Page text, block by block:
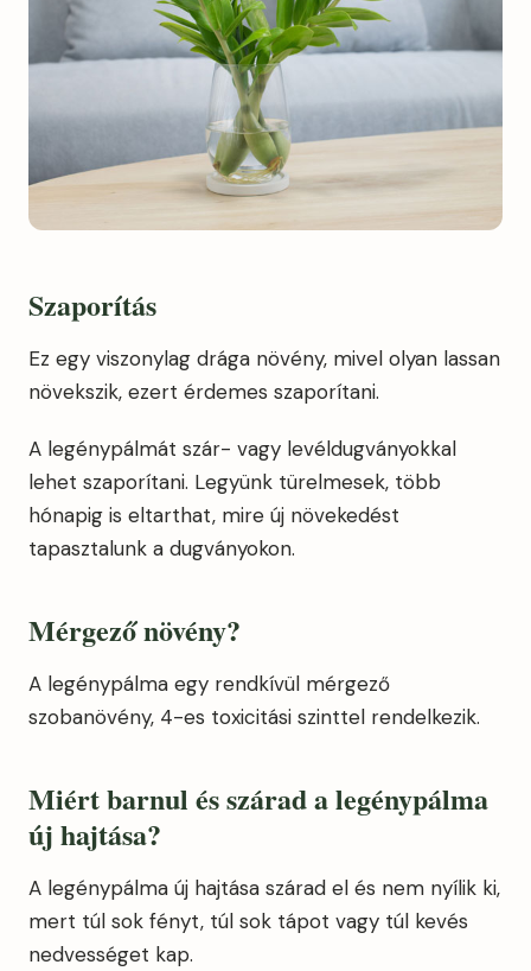
Szaporítás
Ez egy viszonylag drága növény, mivel olyan lassan
növekszik, ezert érdemes szaporítani.
A legénypálmát szár- vagy levéldugványokkal
lehet szaporítani. Legyünk türelmesek, több
hónapig is eltarthat, mire új növekedést
tapasztalunk a dugványokon.
Mérgező növény?
A legénypálma egy rendkívül mérgező
szobanövény, 4-es toxicitási szinttel rendelkezik.
Miért barnul és szárad a legénypálma
új hajtása?
A legénypálma új hajtása szárad el és nem nyílik ki,
mert túl sok fényt, túl sok tápot vagy túl kevés
nedvességet kap.